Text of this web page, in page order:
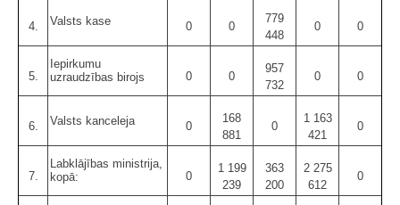
4. Valsts kase 0 0
779
448
0 0
5.
Iepirkumu
uzraudzības birojs
0 0
957
732
0 0
6. Valsts kanceleja 0
168
881
0
1 163
421
0
7.
Labklājības ministrija,
kopā:
0
1 199
239
363
200
2 275
612
0